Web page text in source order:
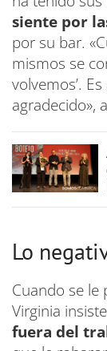
siente por
por su bar.
mismos se
volvemos’.
agradecido»,
Lo
Cuando se le
Virginia
fuera del